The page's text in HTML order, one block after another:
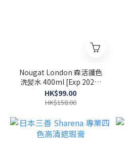
Nougat London 森活護色
洗髪水 400ml [Exp 2026-
06]
HK$99.00
HK$158.00